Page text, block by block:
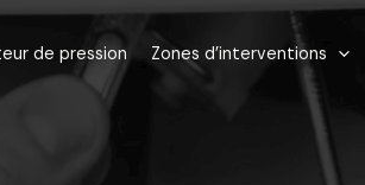
de pression Zones d’interventions